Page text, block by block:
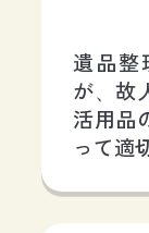
遺品整
が、故
活用品
って適